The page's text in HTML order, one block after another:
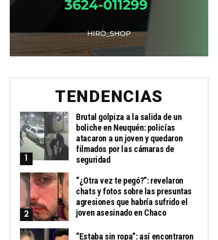
TENDENCIAS
Brutal golpiza a la salida de un
boliche en Neuquén: policías
atacaron a un joven y quedaron
filmados por las cámaras de
seguridad
“¿Otra vez te pegó?”: revelaron
chats y fotos sobre las presuntas
agresiones que habría sufrido el
joven asesinado en Chaco
“Estaba sin ropa”: así encontraron